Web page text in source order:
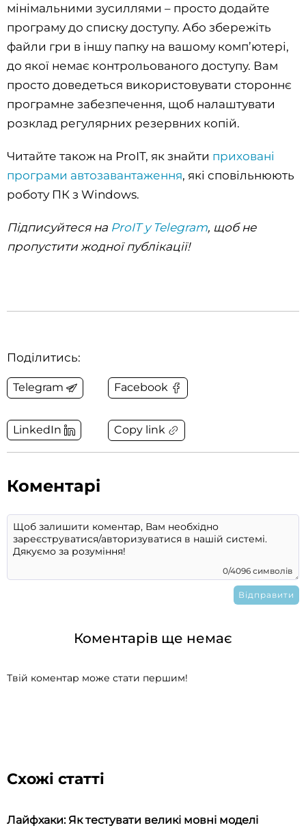
мінімальними зусиллями – просто додайте
програму до списку доступу. Або збережіть
файли гри в іншу папку на вашому комп’ютері,
до якої немає контрольованого доступу. Вам
просто доведеться використовувати стороннє
програмне забезпечення, щоб налаштувати
розклад регулярних резервних копій.
Читайте також на ProIT, як знайти приховані
програми автозавантаження, які сповільнюють
роботу ПК з Windows.
Підписуйтеся на ProIT у Telegram, щоб не
пропустити жодної публікації!
Поділитись:
Telegram Facebook
LinkedIn Copy link
Коментарі
0/4096 символів
Коментарів ще немає
Твій коментар може стати першим!
Схожі статті
Лайфхаки: Як тестувати великі мовні моделі